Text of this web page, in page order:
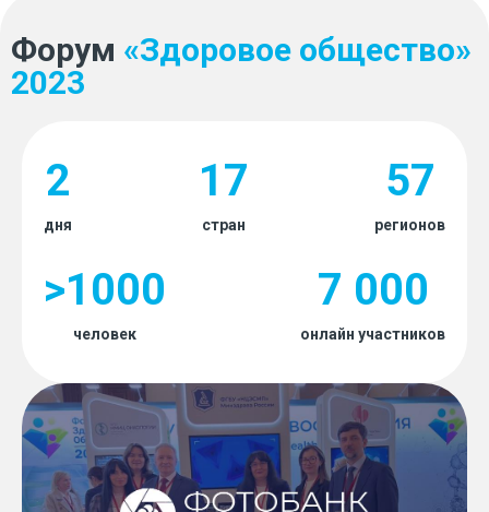
Форум «Здоровое общество»
2023
2
дня
17
стран
57
регионов
>1000
человек
7 000
онлайн участников